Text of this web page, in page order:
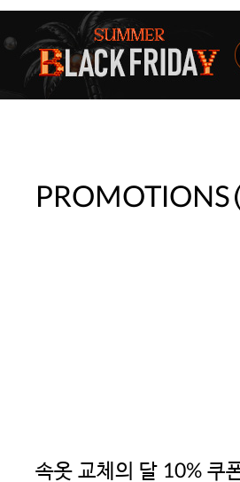
주말특가
[썸머블프] 1만원 할
속옷 교체 10% 쿠
PROMOTIONS(
속옷 교체의 달 10% 쿠